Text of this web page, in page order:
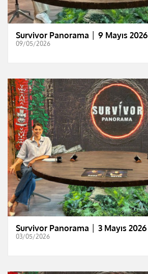
Survivor Panorama │ 9 Mayıs 2026
09/05/2026
Survivor Panorama │ 3 Mayıs 2026
03/05/2026